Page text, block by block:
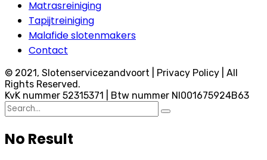
Matrasreiniging
Tapijtreiniging
Malafide slotenmakers
Contact
© 2021, Slotenservicezandvoort | Privacy Policy | All
Rights Reserved.
KvK nummer 52315371 | Btw nummer Nl001675924B63
Search
for:
No Result